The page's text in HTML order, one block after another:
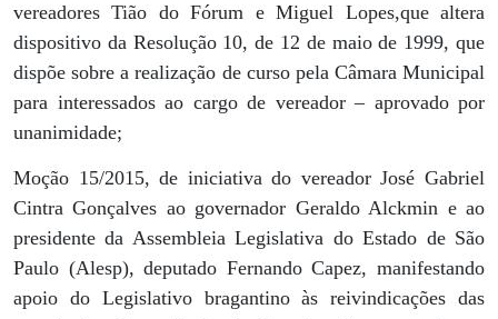
vereadores Tião do Fórum e Miguel Lopes,que altera
dispositivo da Resolução 10, de 12 de maio de 1999, que
dispõe sobre a realização de curso pela Câmara Municipal
para interessados ao cargo de vereador – aprovado por
unanimidade;
Moção 15/2015, de iniciativa do vereador José Gabriel
Cintra Gonçalves ao governador Geraldo Alckmin e ao
presidente da Assembleia Legislativa do Estado de São
Paulo (Alesp), deputado Fernando Capez, manifestando
apoio do Legislativo bragantino às reivindicações das